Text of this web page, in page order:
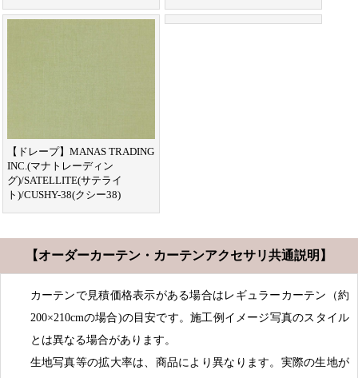
【ドレープ】MANAS TRADING
INC.(マナトレーディン
グ)/SATELLITE(サテライ
ト)/CUSHY-38(クシー38)
【オーダーカーテン・カーテンアクセサリ共通説明】
カーテンで見積価格表示がある場合はレギュラーカーテン（約
200×210cmの場合)の目安です。施工例イメージ写真のスタイル
とは異なる場合があります。
生地写真等の拡大率は、商品により異なります。実際の生地が